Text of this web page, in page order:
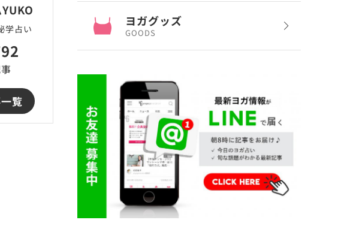
学占い
覧
ヨガグッズ
GOODS